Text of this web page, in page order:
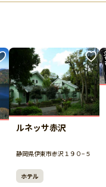
ルネッサ赤沢
静岡県伊東市赤沢１９０−５
ホテル